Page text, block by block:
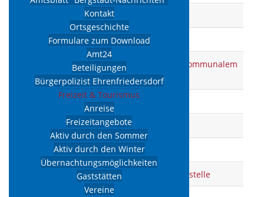
Kontakt
Ortsgeschichte
Formulare zum Download
Amt24
Beteiligungen
Bürgerpolizist Ehrenfriedersdorf
Freizeit & Tourismus
Anreise
Freizeitangebote
Aktiv durch den Sommer
Aktiv durch den Winter
Übernachtungsmöglichkeiten
Gaststätten
Vereine
Lärmaktionsplan
Marktgebühren
Nutzung von Park- und Stellplätzen auf kommunalem
Grund und Boden
Regelung gebührenfreie Parkzeiten
Verein "Greifensteine-Erzgebirge" e. V.
Werbungsgebühren in der Stadt
Zweckvereinbarung gemeinsame Schiedsstelle